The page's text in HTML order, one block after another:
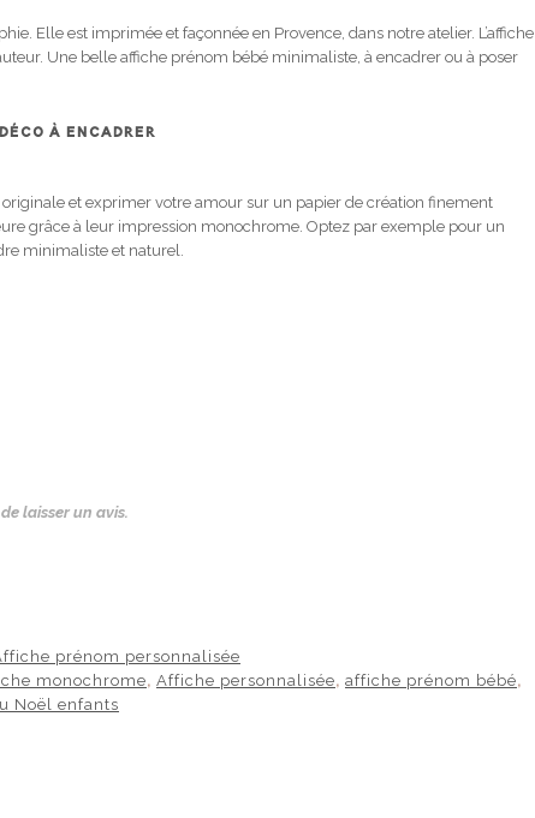
Elle est imprimée et façonnée en Provence, dans notre atelier. L’affiche
Une belle affiche prénom bébé minimaliste, à encadrer ou à poser
À ENCADRER
et exprimer votre amour sur un papier de création finement
grâce à leur impression monochrome. Optez par exemple pour un
minimaliste et naturel.
laisser un avis.
prénom personnalisée
monochrome, Affiche personnalisée, affiche prénom bébé,
Noël enfants